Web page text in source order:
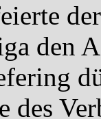
den
des